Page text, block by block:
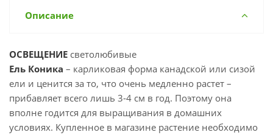
Описание
ОСВЕЩЕНИЕ светолюбивые
Ель Коника – карликовая форма канадской или сизой
ели и ценится за то, что очень медленно растет –
прибавляет всего лишь 3-4 см в год. Поэтому она
вполне годится для выращивания в домашних
условиях. Купленное в магазине растение необходимо